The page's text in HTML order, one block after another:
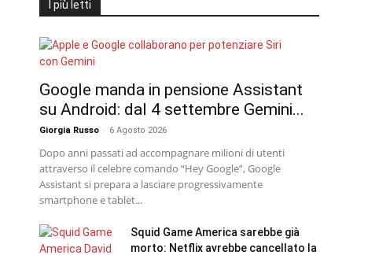
I più letti
Google manda in pensione Assistant
su Android: dal 4 settembre Gemini...
Giorgia Russo - 6 Agosto 2026
Dopo anni passati ad accompagnare milioni di utenti
attraverso il celebre comando “Hey Google”, Google
Assistant si prepara a lasciare progressivamente
smartphone e tablet...
Squid Game America sarebbe già
morto: Netflix avrebbe cancellato la